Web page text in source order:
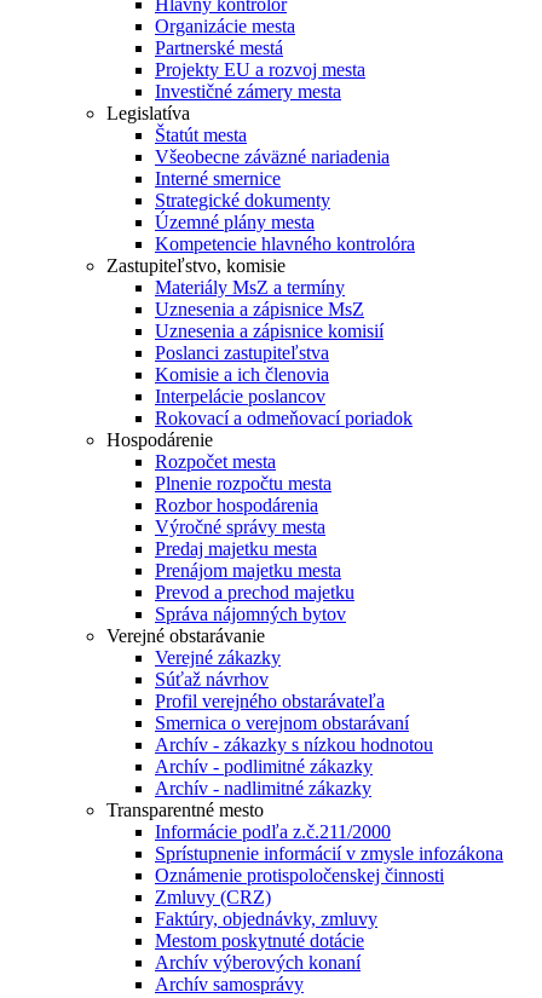
Hlavný kontrolór
Organizácie mesta
Partnerské mestá
Projekty EU a rozvoj mesta
Investičné zámery mesta
Legislatíva
Štatút mesta
Všeobecne záväzné nariadenia
Interné smernice
Strategické dokumenty
Územné plány mesta
Kompetencie hlavného kontrolóra
Zastupiteľstvo, komisie
Materiály MsZ a termíny
Uznesenia a zápisnice MsZ
Uznesenia a zápisnice komisií
Poslanci zastupiteľstva
Komisie a ich členovia
Interpelácie poslancov
Rokovací a odmeňovací poriadok
Hospodárenie
Rozpočet mesta
Plnenie rozpočtu mesta
Rozbor hospodárenia
Výročné správy mesta
Predaj majetku mesta
Prenájom majetku mesta
Prevod a prechod majetku
Správa nájomných bytov
Verejné obstarávanie
Verejné zákazky
Súťaž návrhov
Profil verejného obstarávateľa
Smernica o verejnom obstarávaní
Archív - zákazky s nízkou hodnotou
Archív - podlimitné zákazky
Archív - nadlimitné zákazky
Transparentné mesto
Informácie podľa z.č.211/2000
Sprístupnenie informácií v zmysle infozákona
Oznámenie protispoločenskej činnosti
Zmluvy (CRZ)
Faktúry, objednávky, zmluvy
Mestom poskytnuté dotácie
Archív výberových konaní
Archív samosprávy